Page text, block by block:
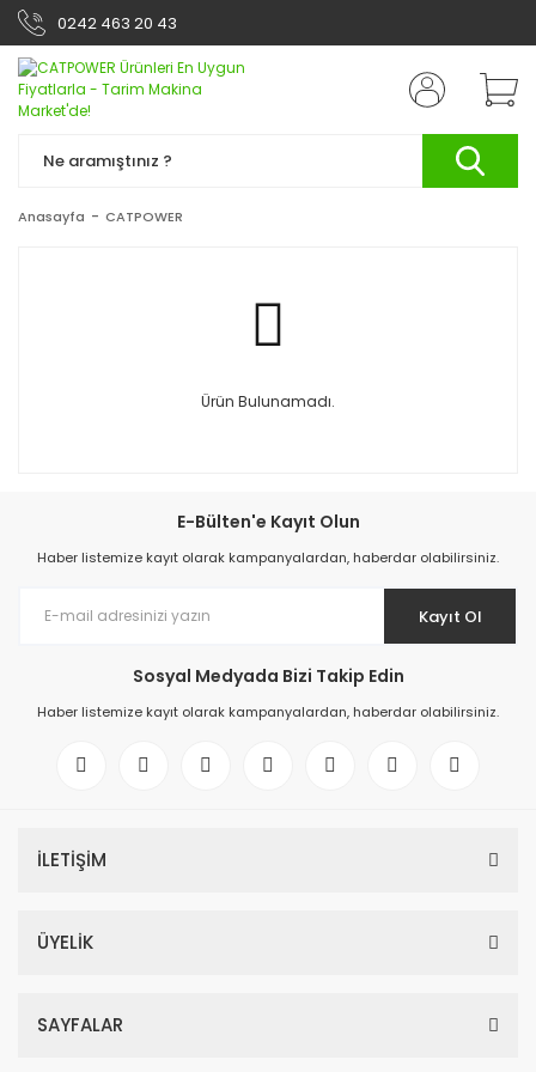
0242 463 20 43
Anasayfa CATPOWER
Ürün Bulunamadı.
E-Bülten'e Kayıt Olun
Haber listemize kayıt olarak kampanyalardan, haberdar olabilirsiniz.
Kayıt Ol
Sosyal Medyada Bizi Takip Edin
Haber listemize kayıt olarak kampanyalardan, haberdar olabilirsiniz.
İLETİŞİM
ÜYELİK
SAYFALAR